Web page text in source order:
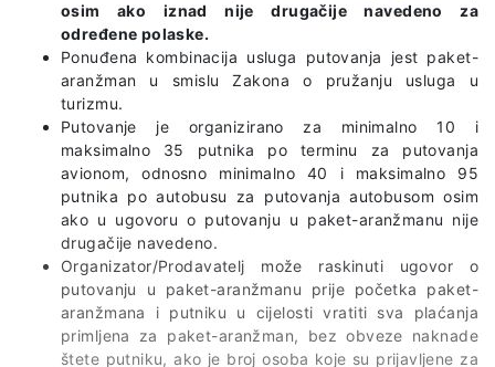
osim ako iznad nije drugačije navedeno za
određene polaske.
Ponuđena kombinacija usluga putovanja jest paket-
aranžman u smislu Zakona o pružanju usluga u
turizmu.
Putovanje je organizirano za minimalno 10 i
maksimalno 35 putnika po terminu za putovanja
avionom, odnosno minimalno 40 i maksimalno 95
putnika po autobusu za putovanja autobusom osim
ako u ugovoru o putovanju u paket-aranžmanu nije
drugačije navedeno.
Organizator/Prodavatelj može raskinuti ugovor o
putovanju u paket-aranžmanu prije početka paket-
aranžmana i putniku u cijelosti vratiti sva plaćanja
primljena za paket-aranžman, bez obveze naknade
štete putniku, ako je broj osoba koje su prijavljene za